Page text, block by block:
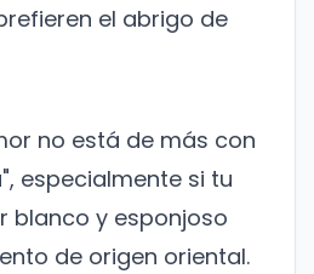
el abrigo de
no está de más con
especialmente si tu
blanco y esponjoso
de origen oriental.